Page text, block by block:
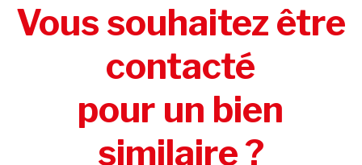
Vous souhaitez être
contacté
pour un bien
similaire ?